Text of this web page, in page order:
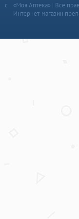
«Моя Аптека» | Все
Интернет-магазин